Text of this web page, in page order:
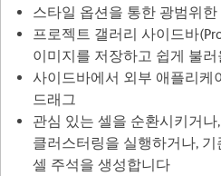
스타일 옵션을 통한 광범위
프로젝트 갤러리 사이드바
이미지를 저장하고 쉽게 불
사이드바에서 외부 애플리케
드래그
관심 있는 셀을 순환시키거나
클러스터링을 실행하거나,
셀 주석을 생성합니다